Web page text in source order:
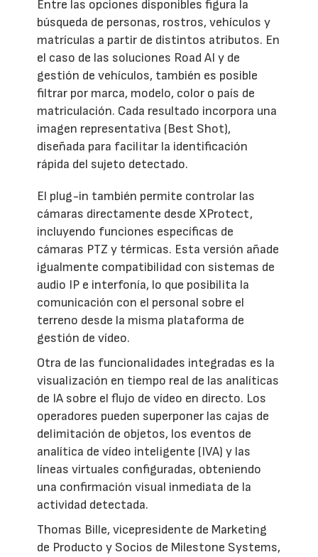
Entre las opciones disponibles figura la
búsqueda de personas, rostros, vehículos y
matrículas a partir de distintos atributos. En
el caso de las soluciones Road AI y de
gestión de vehículos, también es posible
filtrar por marca, modelo, color o país de
matriculación. Cada resultado incorpora una
imagen representativa (Best Shot),
diseñada para facilitar la identificación
rápida del sujeto detectado.
El plug-in también permite controlar las
cámaras directamente desde XProtect,
incluyendo funciones específicas de
cámaras PTZ y térmicas. Esta versión añade
igualmente compatibilidad con sistemas de
audio IP e interfonía, lo que posibilita la
comunicación con el personal sobre el
terreno desde la misma plataforma de
gestión de vídeo.
Otra de las funcionalidades integradas es la
visualización en tiempo real de las analíticas
de IA sobre el flujo de vídeo en directo. Los
operadores pueden superponer las cajas de
delimitación de objetos, los eventos de
analítica de vídeo inteligente (IVA) y las
líneas virtuales configuradas, obteniendo
una confirmación visual inmediata de la
actividad detectada.
Thomas Bille, vicepresidente de Marketing
de Producto y Socios de Milestone Systems,